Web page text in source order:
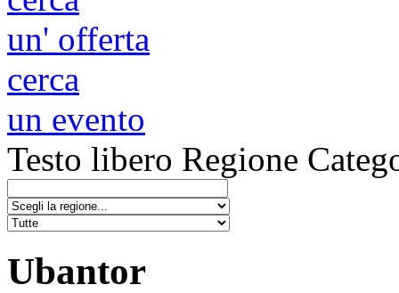
un' offerta
cerca
un evento
Testo libero Regione
Ubantor